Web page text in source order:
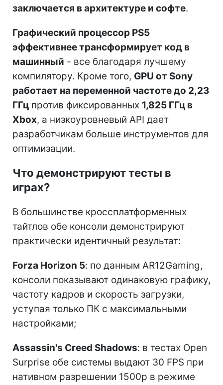
заключается в архитектуре и софте.
Графический процессор PS5
эффективнее трансформирует код в
машинный - все благодаря лучшему
компилятору. Кроме того, GPU от Sony
работает на переменной частоте до 2,23
ГГц против фиксированных 1,825 ГГц в
Xbox, а низкоуровневый API дает
разработчикам больше инструментов для
оптимизации.
Что демонстрируют тесты в
играх?
В большинстве кроссплатформенных
тайтлов обе консоли демонстрируют
практически идентичный результат:
Forza Horizon 5: по данным AR12Gaming,
консоли показывают одинаковую графику,
частоту кадров и скорость загрузки,
уступая только ПК с максимальными
настройками;
Assassin's Creed Shadows: в тестах Open
Surprise обе системы выдают 30 FPS при
нативном разрешении 1500p в режиме